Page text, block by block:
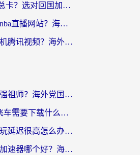
国外看芒果tv总卡？选对回国加速器，轻松追《浪姐》不费劲
在国外怎么看nba直播网站？海外党专属体育观赛指南，告别地区限制！
国外怎么看手机腾讯视频？海外党亲测有效的追剧加速器选择指南
德国怎么玩最强祖师？海外党国服游戏加速器选择全攻略（附宝可梦Online实测）
在国外玩QQ飞车需要下载什么加速器呢？海外党亲测有效的国服游戏加速指南
雪糕工厂国外玩延迟很高怎么办？海外玩家国服游戏加速终极攻略（附实测推荐）
打江南百景图加速器哪个好？海外党踩坑N次后，终于找到不卡的秘诀